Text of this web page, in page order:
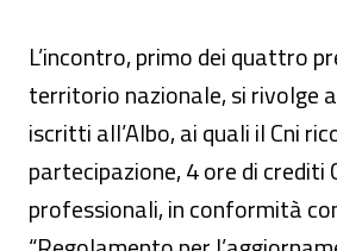
L’incontro, primo dei quattro
territorio nazionale, si rivolge
iscritti all’Albo, ai quali il Cni
partecipazione, 4 ore di
professionali, in conformità